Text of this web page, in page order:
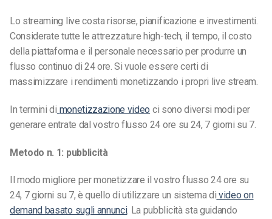
Lo streaming live costa risorse, pianificazione e investimenti.
Considerate tutte le attrezzature high-tech, il tempo, il costo
della piattaforma e il personale necessario per produrre un
flusso continuo di 24 ore. Si vuole essere certi di
massimizzare i rendimenti monetizzando i propri live stream.
In termini di monetizzazione video ci sono diversi modi per
generare entrate dal vostro flusso 24 ore su 24, 7 giorni su 7.
Metodo n. 1: pubblicità
Il modo migliore per monetizzare il vostro flusso 24 ore su
24, 7 giorni su 7, è quello di utilizzare un sistema di video on
demand basato sugli annunci. La pubblicità sta guidando